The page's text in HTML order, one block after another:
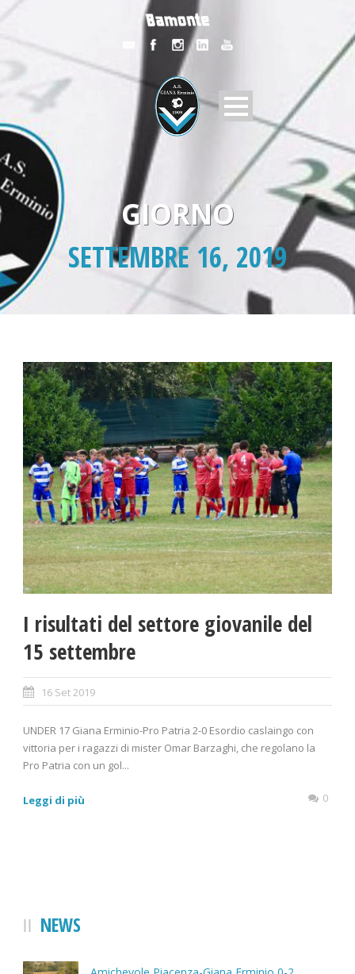
GIORNO
SETTEMBRE 16, 2019
I risultati del settore giovanile del
15 settembre
16 Set 2019
UNDER 17 Giana Erminio-Pro Patria 2-0 Esordio caslaingo con
vittoria per i ragazzi di mister Omar Barzaghi, che regolano la
Pro Patria con un gol...
Leggi di più 0
NEWS